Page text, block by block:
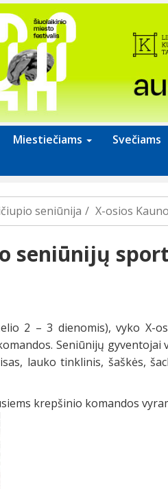
Miestiečiams Svečiams
seniūnija X-osios
seniūnijų
2 – 3 dienomis), vyko X-
Seniūnijų
lauko tinklinis, šaškės,
krepšinio komandos